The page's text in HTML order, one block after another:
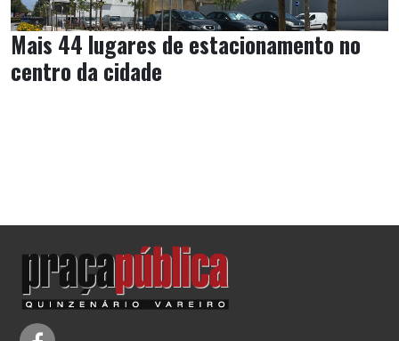
Mais 44 lugares de estacionamento no
centro da cidade